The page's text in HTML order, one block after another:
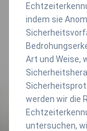
indem sie
Art und Weise,
werden wir die
untersuchen,